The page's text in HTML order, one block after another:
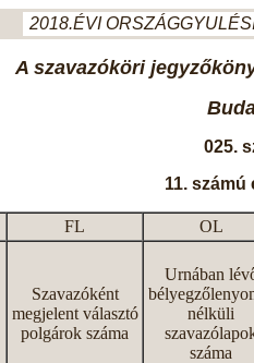
2018.ÉVI
A szavazóköri
025.
11.
FL
OL
Szavazóként
megjelent választó
polgárok száma
Urnában
nélküli
száma